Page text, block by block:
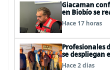
Giacaman
en Biobío se
de la concesión
Hace 17 horas
Profesionales
se despliegan
de niños
Hace 2 días